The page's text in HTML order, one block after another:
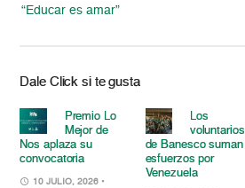
“Educar es amar”
Dale Click si te gusta
Premio Lo
Mejor de
Nos aplaza su
convocatoria
10 JULIO, 2026 •
Los
voluntarios
de Banesco suman
esfuerzos por
Venezuela